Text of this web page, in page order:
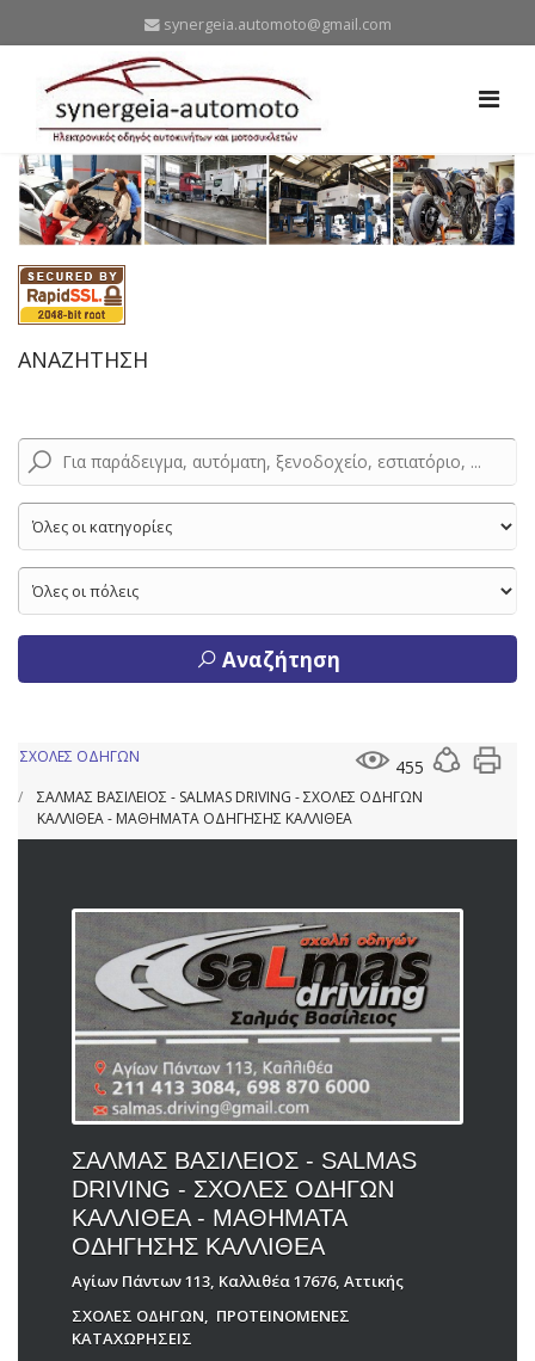
synergeia.automoto@gmail.com
ΑΝΑΖΗΤΗΣΗ
Αναζήτηση
455
ΣΧΟΛΕΣ ΟΔΗΓΩΝ
ΣΑΛΜΑΣ ΒΑΣΙΛΕΙΟΣ - SALMAS DRIVING - ΣΧΟΛΕΣ ΟΔΗΓΩΝ
ΚΑΛΛΙΘΕΑ - ΜΑΘΗΜΑΤΑ ΟΔΗΓΗΣΗΣ ΚΑΛΛΙΘΕΑ
ΣΑΛΜΑΣ ΒΑΣΙΛΕΙΟΣ - SALMAS
DRIVING - ΣΧΟΛΕΣ ΟΔΗΓΩΝ
ΚΑΛΛΙΘΕΑ - ΜΑΘΗΜΑΤΑ
ΟΔΗΓΗΣΗΣ ΚΑΛΛΙΘΕΑ
Αγίων Πάντων 113, Καλλιθέα 17676, Αττικής
ΣΧΟΛΕΣ ΟΔΗΓΩΝ, ΠΡΟΤΕΙΝΟΜΕΝΕΣ
ΚΑΤΑΧΩΡΗΣΕΙΣ